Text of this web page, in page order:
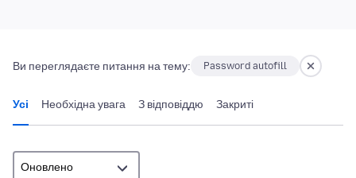
Ви переглядаєте питання на тему: Password autofill
Усі Необхідна увага З відповіддю Закриті